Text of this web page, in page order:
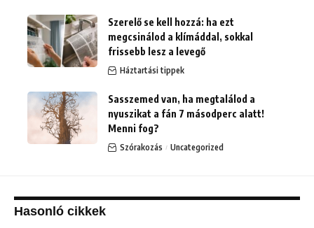
Szerelő se kell hozzá: ha ezt
megcsinálod a klímáddal, sokkal
frissebb lesz a levegő
Háztartási tippek
Sasszemed van, ha megtalálod a
nyuszikat a fán 7 másodperc alatt!
Menni fog?
Szórakozás Uncategorized
Hasonló cikkek